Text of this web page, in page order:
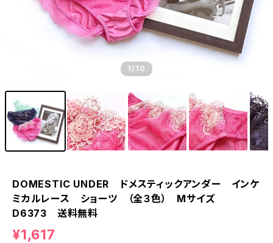
1 /10
DOMESTIC UNDER ドメスティックアンダー インケ
ミカルレース ショーツ （全３色） Mサイズ
D6373 送料無料
¥1,617